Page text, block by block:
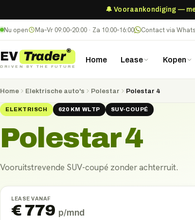
🔔 Vooraankondiging —
Nu open Ma–Vr 09:00–20:00 · Za 10:00–16:00 Contact via
EV Trader®
DRIVEN BY THE FUTURE
Home Lease Kopen
Home Elektrische auto's Polestar Polestar 4
ELEKTRISCH 620 KM WLTP SUV-COUPÉ
Polestar 4
Vooruitstrevende SUV-coupé zonder achterruit.
LEASE VANAF
€ 779 p/mnd